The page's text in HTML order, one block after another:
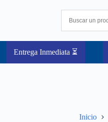
Entrega Inmediata ⏳
Inicio